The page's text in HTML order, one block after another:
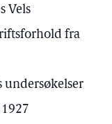
Vels
fra
undersøkelser